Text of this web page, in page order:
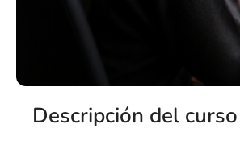
Descripción del curso